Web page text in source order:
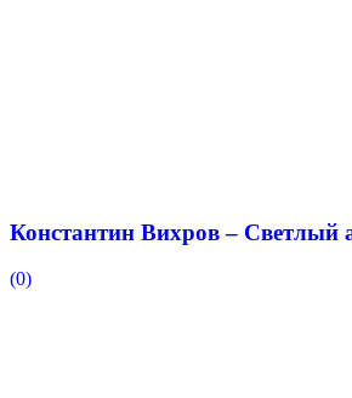
Константин Вихров – Светлый
(0)